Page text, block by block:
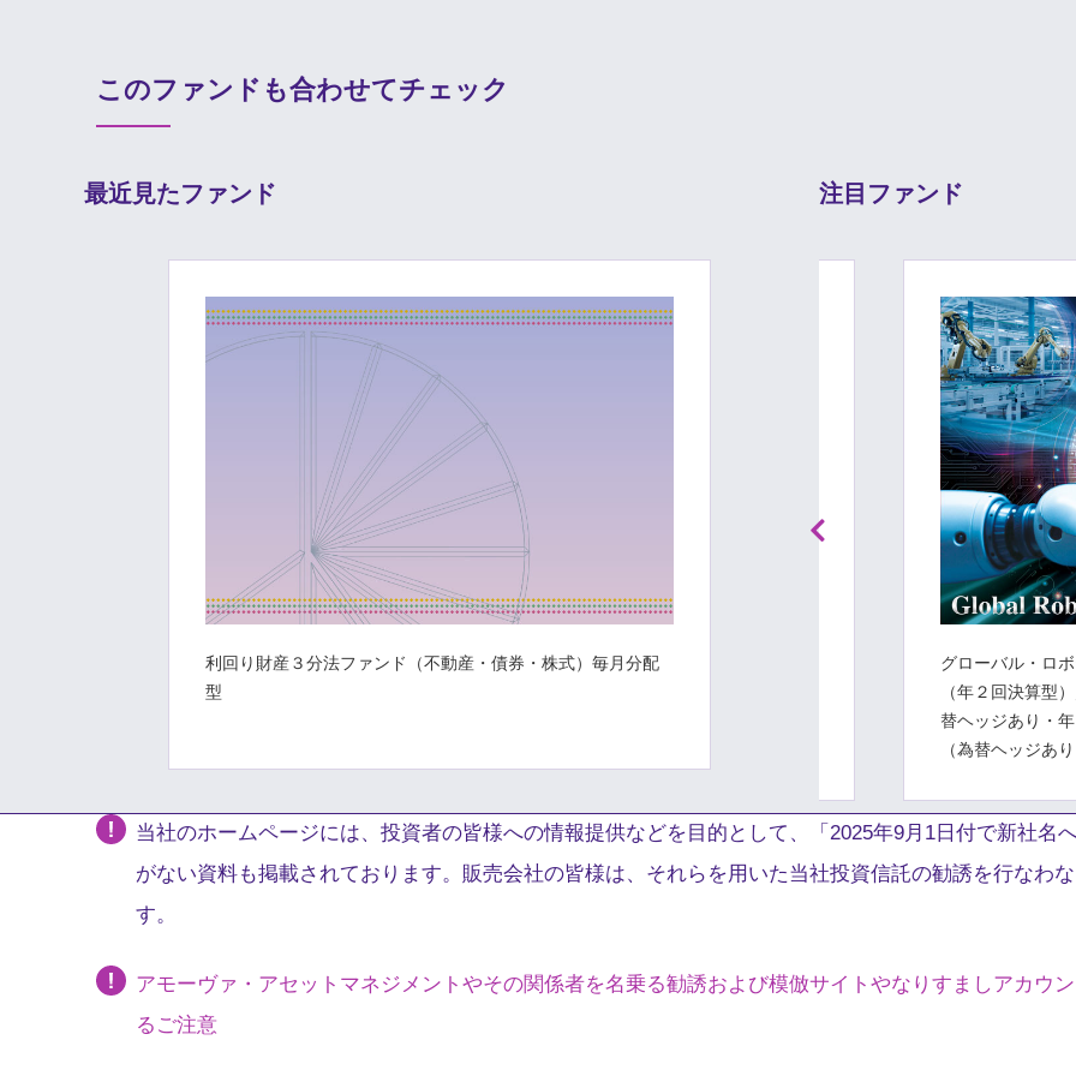
このファンドも合わせてチェック
最近見たファンド
利回り財産３分法ファンド（不動産・債券・株式）毎月分配
型
注目ファンド
Previous
）／（１年決算型）／（年
2050年満期米国国債ファンド（年４回分配型）
グローバル・ロ
（年２回決算型
替ヘッジあり・
（為替ヘッジあ
当社のホームページには、投資者の皆様への情報提供などを目的として、「2025年9月1日付で新社名
がない資料も掲載されております。販売会社の皆様は、それらを用いた当社投資信託の勧誘を行なわ
す。
アモーヴァ・アセットマネジメントやその関係者を名乗る勧誘および模倣サイトやなりすましアカウ
るご注意